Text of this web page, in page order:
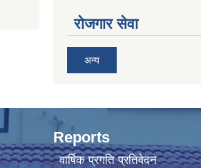
रोजगार सेवा
अन्य
Reports
वार्षिक प्रगति प्रतिवेदन